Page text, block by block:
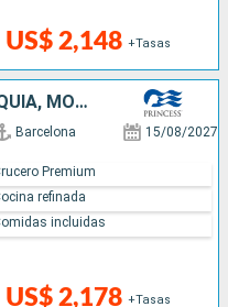
US$ 2,148 +Tasas
FRANCIA, ITALIA, GRECIA, TURQUÍA, MONTENEGRO, ESPAÑA
Barcelona 15/08/2027
US$ 2,178 +Tasas
Premium
refinada
incluidas